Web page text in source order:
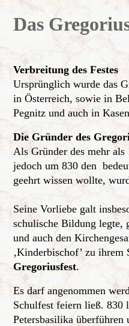
Das
Verbreitung des Festes
Ursprünglich wurde das
in Österreich, sowie in
Pegnitz und auch in
Die Gründer des
Als Gründer des mehr
jedoch um 830 den
geehrt wissen wollte,
Seine Vorliebe galt
schulische Bildung legte,
und auch den
‚Kinderbischof’ zu ihrem
Gregoriusfest.
Es darf angenommen
Schulfest feiern ließ. 830
Petersbasilika